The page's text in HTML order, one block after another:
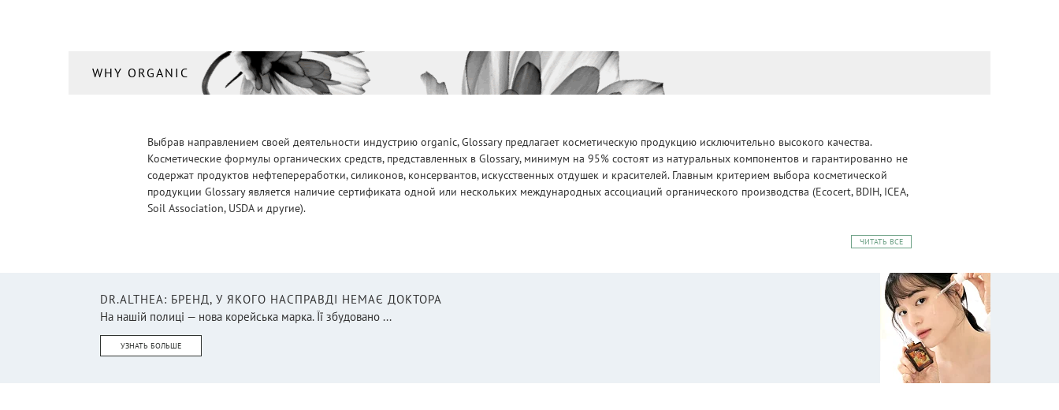
WHY ORGANIC
Выбрав направлением своей деятельности индустрию organic, Glossary предлагает косметическую продукцию исключительно высокого качества.
Косметические формулы органических средств, представленных в Glossary, минимум на 95% состоят из натуральных компонентов и гарантированно не
содержат продуктов нефтепереработки, силиконов, консервантов, искусственных отдушек и красителей. Главным критерием выбора косметической
продукции Glossary является наличие сертификата одной или нескольких международных ассоциаций органического производства (Ecocert, BDIH, ICEA,
Soil Association, USDA и другие).
ЧИТАТЬ ВСЕ
DR.ALTHEA: БРЕНД, У ЯКОГО НАСПРАВДІ НЕМАЄ ДОКТОРА
На нашій полиці — нова корейська марка. Її збудовано ...
УЗНАТЬ БОЛЬШЕ